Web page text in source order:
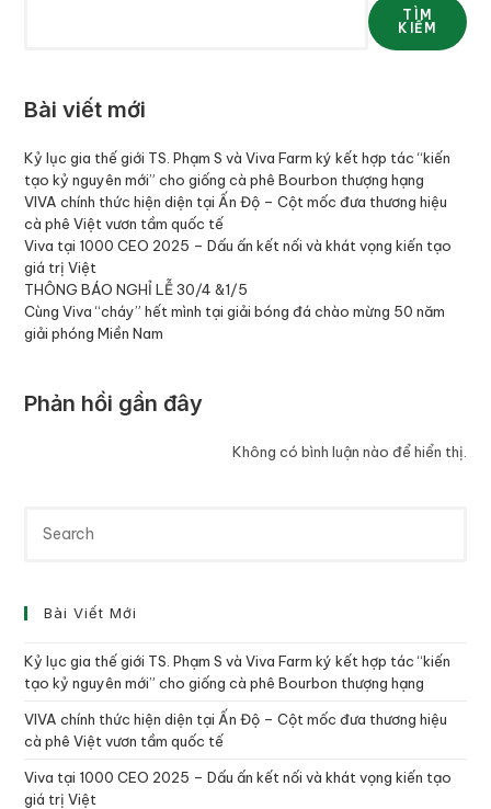
TÌM
KIẾM
Bài viết mới
Kỷ lục gia thế giới TS. Phạm S và Viva Farm ký kết hợp tác “kiến
tạo kỷ nguyên mới” cho giống cà phê Bourbon thượng hạng
VIVA chính thức hiện diện tại Ấn Độ – Cột mốc đưa thương hiệu
cà phê Việt vươn tầm quốc tế
Viva tại 1000 CEO 2025 – Dấu ấn kết nối và khát vọng kiến tạo
giá trị Việt
THÔNG BÁO NGHỈ LỄ 30/4 &1/5
Cùng Viva “cháy” hết mình tại giải bóng đá chào mừng 50 năm
giải phóng Miền Nam
Phản hồi gần đây
Không có bình luận nào để hiển thị.
Bài Viết Mới
Kỷ lục gia thế giới TS. Phạm S và Viva Farm ký kết hợp tác “kiến
tạo kỷ nguyên mới” cho giống cà phê Bourbon thượng hạng
VIVA chính thức hiện diện tại Ấn Độ – Cột mốc đưa thương hiệu
cà phê Việt vươn tầm quốc tế
Viva tại 1000 CEO 2025 – Dấu ấn kết nối và khát vọng kiến tạo
giá trị Việt